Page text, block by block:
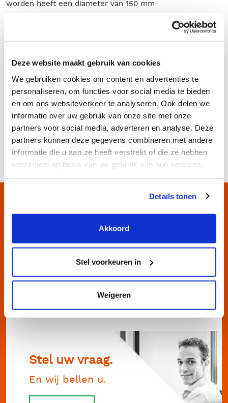
Deze website maakt gebruik van cookies
We gebruiken cookies om content en advertenties te
personaliseren, om functies voor social media te bieden
en om ons websiteverkeer te analyseren. Ook delen we
informatie over uw gebruik van onze site met onze
partners voor social media, adverteren en analyse. Deze
partners kunnen deze gegevens combineren met andere
informatie die u aan ze heeft verstrekt of die ze hebben
verzameld op basis van uw gebruik van hun services.
Details tonen
Akkoord
Stel voorkeuren in
Weigeren
worden heeft een diameter van 150 mm.
Filterkast met 15 liter opvang
De opvangcontainer heeft een capaciteit van 15 liter en is
container is voorzien van een hengsel.
Afzuigunit huren?
Wilt u deze afzuig- en filterunit huren? Wilt u meer
weten over de diverse mogelijkheden van deze unit? Of
heeft u andere vragen? Bel ons gerust op 072 – 562 5393
maar u mag ons natuurlijk ook mailen op
info@rentimo.nl
. We helpen u graag verder!
Bel ons op 072 562 53 93
Stel uw vraag.
En wij bellen u.